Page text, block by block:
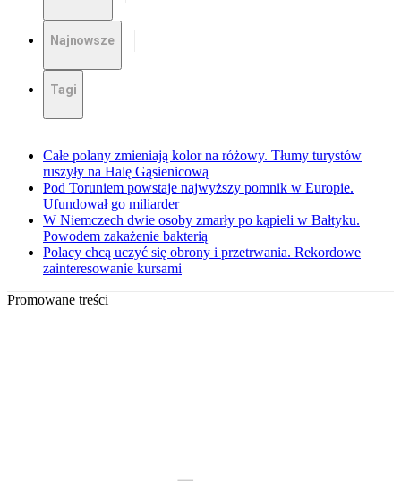
Najnowsze
Tagi
Całe polany zmieniają kolor na różowy. Tłumy turystów
ruszyły na Halę Gąsienicową
Pod Toruniem powstaje najwyższy pomnik w Europie.
Ufundował go miliarder
W Niemczech dwie osoby zmarły po kąpieli w Bałtyku.
Powodem zakażenie bakterią
Polacy chcą uczyć się obrony i przetrwania. Rekordowe
zainteresowanie kursami
Promowane treści